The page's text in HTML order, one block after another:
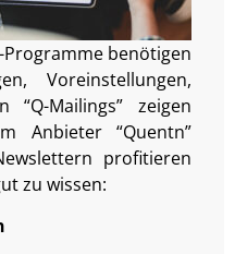
benötigen
Voreinstellungen,
Mailings” zeigen
Anbieter “Quentn”
profitieren
zu wissen: